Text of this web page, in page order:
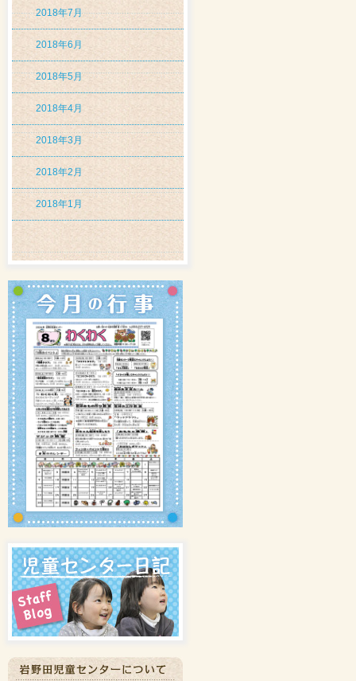
2018年7月
2018年6月
2018年5月
2018年4月
2018年3月
2018年2月
2018年1月